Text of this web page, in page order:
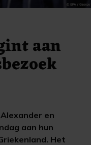
aan
en
aan hun
Het